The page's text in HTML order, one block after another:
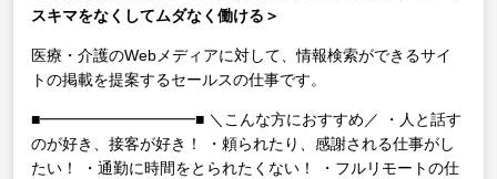
スキマをなくしてムダなく働ける＞
医療・介護のWebメディアに対して、情報検索ができるサイ
トの掲載を提案するセールスの仕事です。
■━━━━━━━━━━■ ＼こんな方におすすめ／
・人と話す
のが好き、接客が好き！
・頼られたり、感謝される仕事がし
たい！
・通勤に時間をとられたくない！
・フルリモートの仕